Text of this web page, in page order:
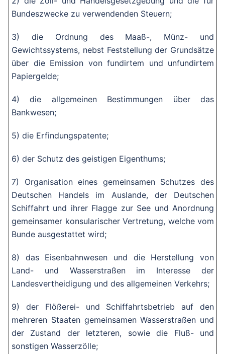
Bundeszwecke zu verwendenden Steuern;
3) die Ordnung des Maaß-, Münz- und
Gewichtssystems, nebst Feststellung der Grundsätze
über die Emission von fundirtem und unfundirtem
Papiergelde;
4) die allgemeinen Bestimmungen über das
Bankwesen;
5) die Erfindungspatente;
6) der Schutz des geistigen Eigenthums;
7) Organisation eines gemeinsamen Schutzes des
Deutschen Handels im Auslande, der Deutschen
Schiffahrt und ihrer Flagge zur See und Anordnung
gemeinsamer konsularischer Vertretung, welche vom
Bunde ausgestattet wird;
8) das Eisenbahnwesen und die Herstellung von
Land- und Wasserstraßen im Interesse der
Landesvertheidigung und des allgemeinen Verkehrs;
9) der Flößerei- und Schiffahrtsbetrieb auf den
mehreren Staaten gemeinsamen Wasserstraßen und
der Zustand der letzteren, sowie die Fluß- und
sonstigen Wasserzölle;